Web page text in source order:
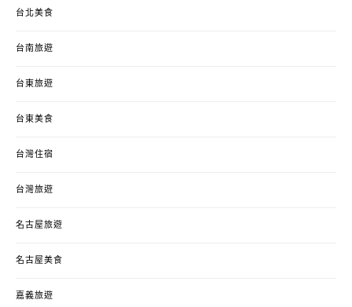
台北美食
台南旅遊
台東旅遊
台東美食
台灣住宿
台灣旅遊
名古屋旅遊
名古屋美食
嘉義旅遊